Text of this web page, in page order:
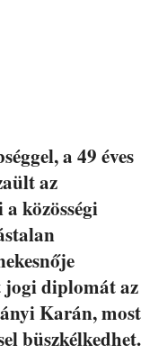
a 49 éves
az
közösségi
jogi diplomát az
Karán, most
büszkélkedhet.